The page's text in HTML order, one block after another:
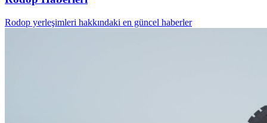
Rodop yerleşimleri hakkındaki en güncel haberler